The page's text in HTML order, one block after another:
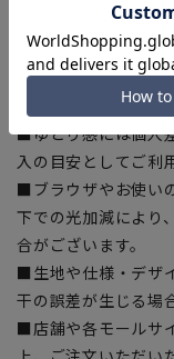
■AB体・・・
■BE体・・・
【商品に関するご注
■ゆとり感には個人
入の目安としてご利
■ブラウザやお使い
下での光加減により
合がございます。
■生地や仕様・デザ
干の誤差が生じる場
■店舗や各モールサ